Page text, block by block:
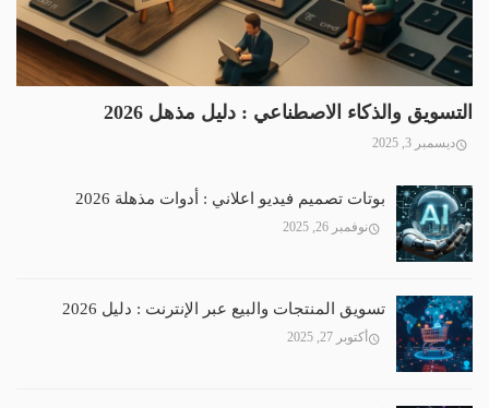
التسويق والذكاء الاصطناعي : دليل مذهل 2026
ديسمبر 3, 2025
بوتات تصميم فيديو اعلاني : أدوات مذهلة 2026
نوفمبر 26, 2025
تسويق المنتجات والبيع عبر الإنترنت : دليل 2026
أكتوبر 27, 2025